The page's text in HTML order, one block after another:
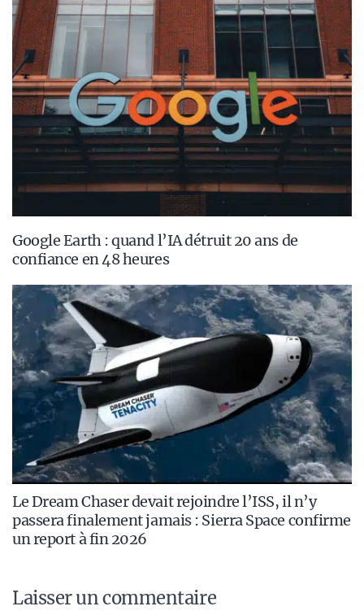
Google Earth : quand l’IA détruit 20 ans de
confiance en 48 heures
Le Dream Chaser devait rejoindre l’ISS, il n’y
passera finalement jamais : Sierra Space confirme
un report à fin 2026
Laisser un commentaire